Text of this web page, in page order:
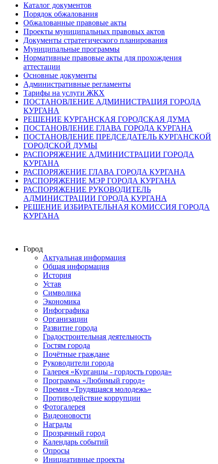
Каталог документов
Порядок обжалования
Обжалованные правовые акты
Проекты муниципальных правовых актов
Документы стратегического планирования
Муниципальные программы
Нормативные правовые акты для прохождения
аттестации
Основные документы
Административные регламенты
Тарифы на услуги ЖКХ
ПОСТАНОВЛЕНИЕ АДМИНИСТРАЦИЯ ГОРОДА
КУРГАНА
РЕШЕНИЕ КУРГАНСКАЯ ГОРОДСКАЯ ДУМА
ПОСТАНОВЛЕНИЕ ГЛАВА ГОРОДА КУРГАНА
ПОСТАНОВЛЕНИЕ ПРЕДСЕДАТЕЛЬ КУРГАНСКОЙ
ГОРОДСКОЙ ДУМЫ
РАСПОРЯЖЕНИЕ АДМИНИСТРАЦИИ ГОРОДА
КУРГАНА
РАСПОРЯЖЕНИЕ ГЛАВА ГОРОДА КУРГАНА
РАСПОРЯЖЕНИЕ МЭР ГОРОДА КУРГАНА
РАСПОРЯЖЕНИЕ РУКОВОДИТЕЛЬ
АДМИНИСТРАЦИИ ГОРОДА КУРГАНА
РЕШЕНИЕ ИЗБИРАТЕЛЬНАЯ КОМИССИЯ ГОРОДА
КУРГАНА
Город
Актуальная информация
Общая информация
История
Устав
Символика
Экономика
Инфографика
Организации
Развитие города
Градостроительная деятельность
Гостям города
Почётные граждане
Руководители города
Галерея «Курганцы - гордость города»
Программа «Любимый город»
Премия «Трудящаяся молодежь»
Противодействие коррупции
Фотогалерея
Видеоновости
Награды
Прозрачный город
Календарь событий
Опросы
Инициативные проекты